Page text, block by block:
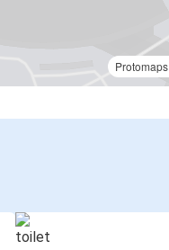
Protomaps